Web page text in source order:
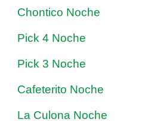
Chontico Noche
Pick 4 Noche
Pick 3 Noche
Cafeterito Noche
La Culona Noche